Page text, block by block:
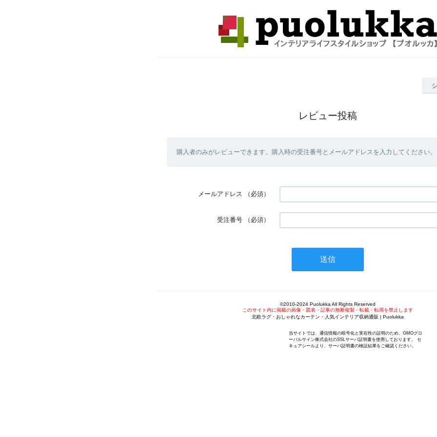
レビュー投稿
購入者のみがレビューできます。購入時の受注番号とメールアドレスを入力してください。
メールアドレス （必須）
受注番号 （必須）
©2010-2024 Puolukka All Rights Reserved
このサイト内に掲載の画像・図表・記事の無断複製・転載・転用を禁止します
北欧ラグ・おしゃれなカーテン・人気インテリア収納通販 | Puolukka
当サイトでは、通信情報の暗号化と実在性の証明のため、GMOグロ
ーバルサイン株式会社のSSLサーバ証明書を使用しております。 セ
キュアシールより、サーバ証明書の検証結果をご確認ください。